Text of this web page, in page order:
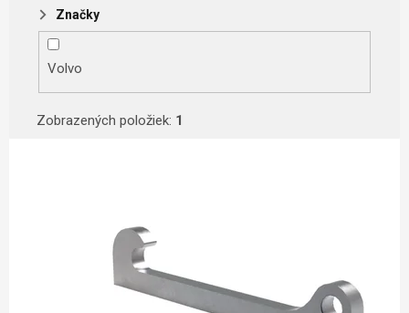
Značky
Volvo
Zobrazených položiek: 1